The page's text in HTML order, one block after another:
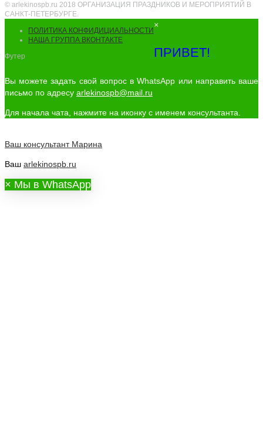
© arlekinospb.ru 2018 ОРГАНИЗАЦИЯ ПРАЗДНИКОВ И МЕРОПРИЯТИЙ В
САНКТ-ПЕТЕРБУРГЕ.
ПОЛИТИКА КОНФИДИЦИАЛЬНОСТИ
НАША ГРУППА ВКОНТАКТЕ
Футер
×
ПРИВЕТ!
Вы можете задать свой вопрос в WhatsApp или направить ваше
письмо по адресу arlekinospb@mail.ru
Для начала чата, нажмите на иконку с именем консультанта.
Ваш консультант Марина
Ваш arlekinospb.ru
× Мы в WhatsApp